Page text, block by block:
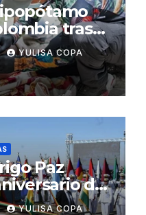
tras
YULISA COPA
Paz
de
YULISA COPA